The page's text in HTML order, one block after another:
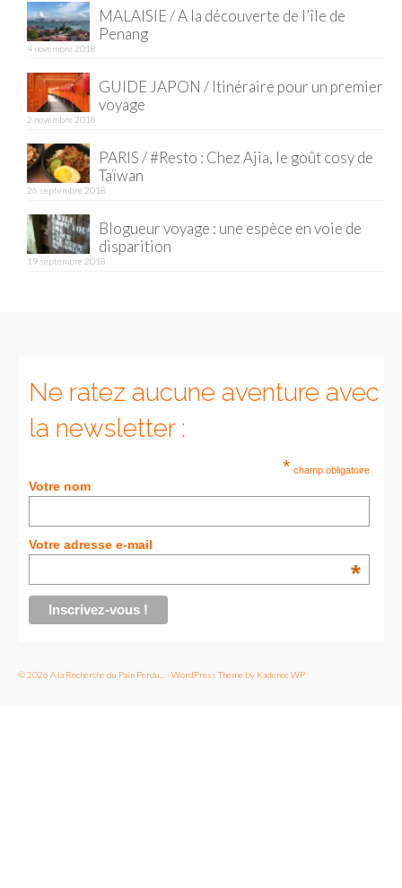
Vendée
Allemagne
Berlin
Danemark
Copenhague
Portugal
Lisbonne
– Berlin
BOLIVIE
– Sucre
CHILI
CHINE
– Guilin
MALAISIE / A la découverte de l’île de
Penang
4 novembre 2018
GUIDE JAPON / Itinéraire pour un premier
voyage
2 novembre 2018
PARIS / #Resto : Chez Ajia, le goût cosy de
Taïwan
26 septembre 2018
Blogueur voyage : une espèce en voie de
disparition
19 septembre 2018
Ne ratez aucune aventure avec
la newsletter :
* champ obligatoire
Votre nom
Votre adresse e-mail
*
© 2026 A la Recherche du Pain Perdu... - WordPress Theme by Kadence WP